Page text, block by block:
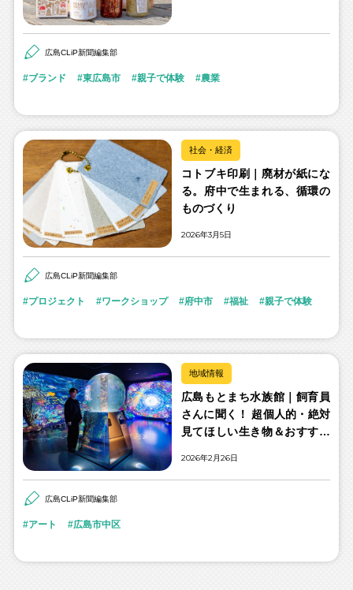
広島CLiP新聞編集部
ブランド 東広島市 親子で体験 農業
社会・経済
コトブキ印刷｜廃材が紙にな
る。府中で生まれる、循環の
ものづくり
2026年3月5日
広島CLiP新聞編集部
プロジェクト ワークショップ 府中市 福祉 親子で体験
地域情報
広島もとまち水族館｜飼育員
さんに聞く！ 超個人的・絶対
見てほしい生き物＆おすすめ
2026年2月26日
広島CLiP新聞編集部
アート 広島市中区